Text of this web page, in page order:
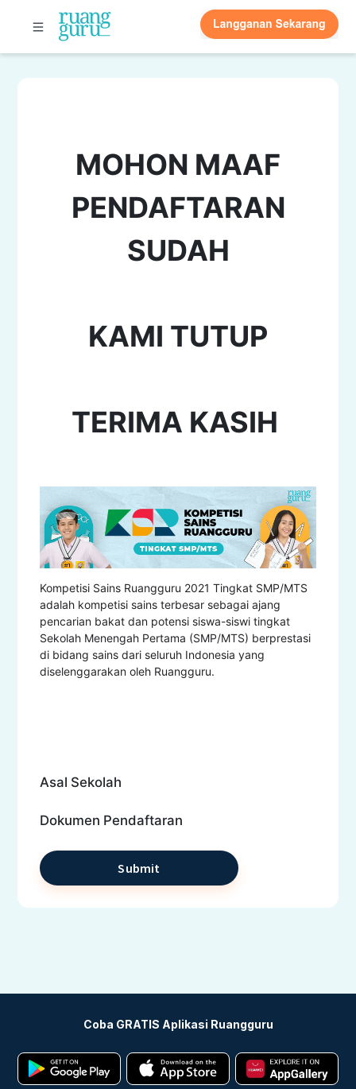
MOHON MAAF
PENDAFTARAN
SUDAH
KAMI TUTUP
TERIMA KASIH
Kompetisi Sains Ruangguru 2021 Tingkat SMP/MTS
adalah kompetisi sains terbesar sebagai ajang
pencarian bakat dan potensi siswa-siswi tingkat
Sekolah Menengah Pertama (SMP/MTS) berprestasi
di bidang sains dari seluruh Indonesia yang
diselenggarakan oleh Ruangguru.
Asal Sekolah
Dokumen Pendaftaran
Coba GRATIS Aplikasi Ruangguru